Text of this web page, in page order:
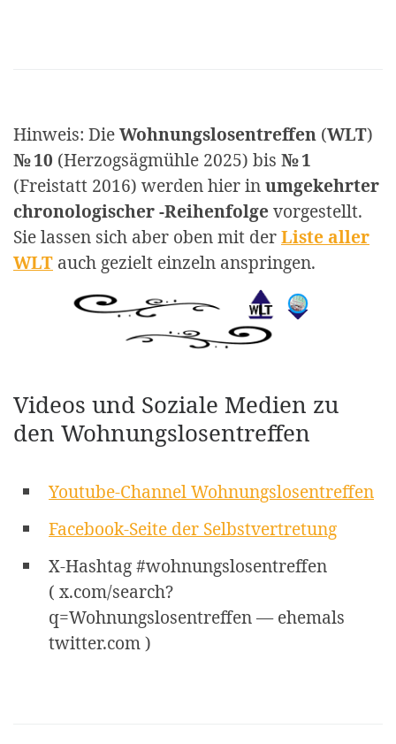
Hinweis: DieWohnungslosentreffen (WLT)
№ 10 (Herzogsägmühle 2025) bis № 1
(Freistatt 2016) werden hier inumgekehrter
chronologischer -Reihenfolgevorgestellt.
Sie lassen sich aber oben mit derListe aller
WLT auch gezielt einzeln anspringen.
Videos und Soziale Medien zu
den Wohnungslosentreffen
Youtube-Channel Wohnungslosentreffen
Facebook-Seite der Selbstvertretung
X-Hashtag #wohnungslosentreffen
( x.com/search?
q=Wohnungslosentreffen — ehemals
twitter.com )